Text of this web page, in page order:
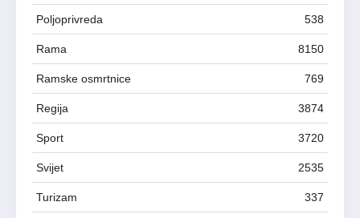
Poljoprivreda 538
Rama 8150
Ramske osmrtnice 769
Regija 3874
Sport 3720
Svijet 2535
Turizam 337